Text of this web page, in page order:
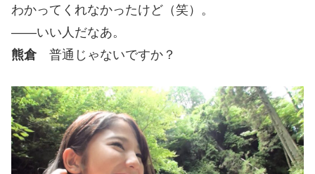
わかってくれなかったけど（笑）。
――いい人だなあ。
熊倉 普通じゃないですか？